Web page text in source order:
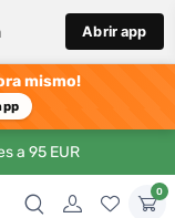
Abrir app
mismo!
a 95 EUR
0